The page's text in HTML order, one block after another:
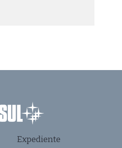
Expediente